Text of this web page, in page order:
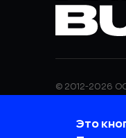
© 2012-2026
требованиях
обработки
Это